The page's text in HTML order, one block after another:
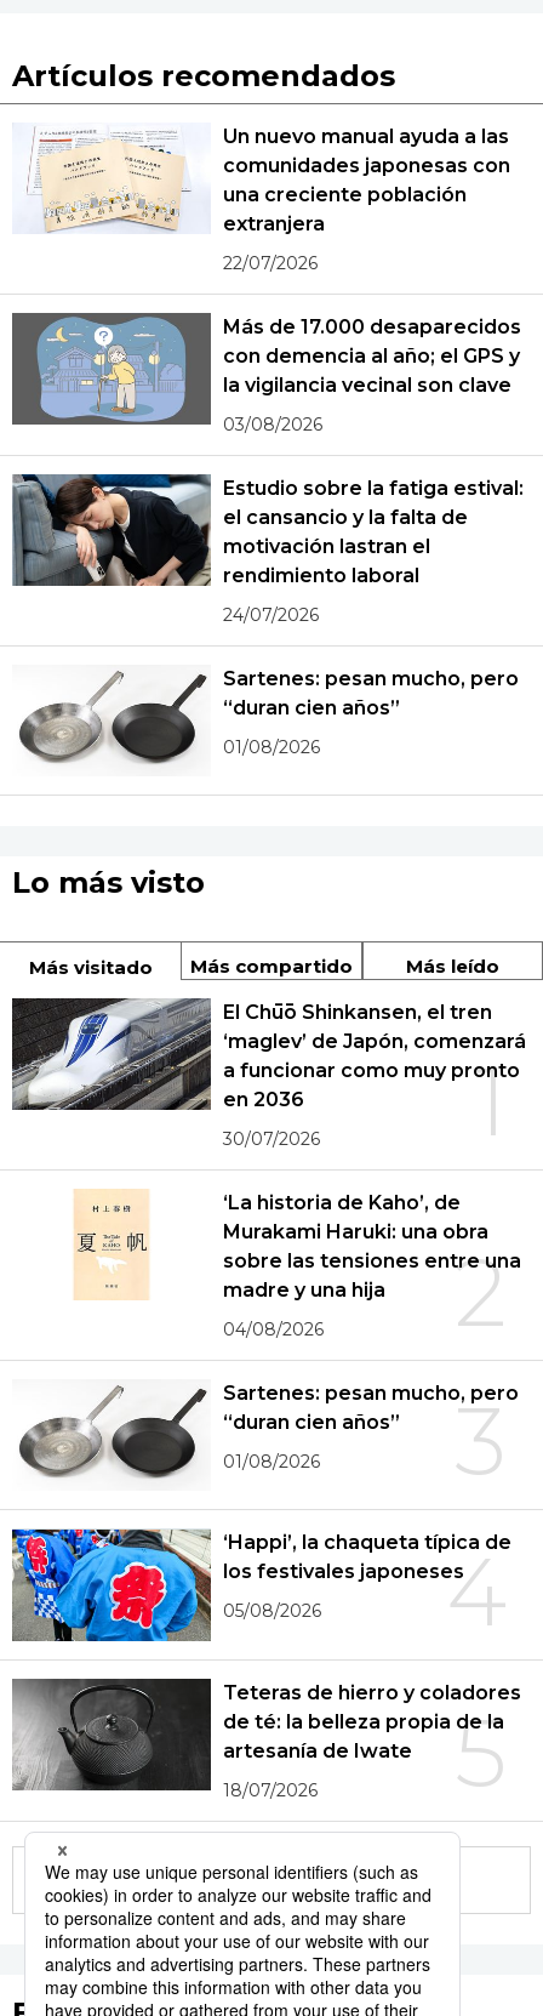
Artículos recomendados
Un nuevo manual ayuda a las
comunidades japonesas con
una creciente población
extranjera
22/07/2026
Más de 17.000 desaparecidos
con demencia al año; el GPS y
la vigilancia vecinal son clave
03/08/2026
Estudio sobre la fatiga estival:
el cansancio y la falta de
motivación lastran el
rendimiento laboral
24/07/2026
Sartenes: pesan mucho, pero
“duran cien años”
01/08/2026
Lo más visto
Más visitado Más compartido Más leído
1
El Chūō Shinkansen, el tren
‘maglev’ de Japón, comenzará
a funcionar como muy pronto
en 2036
30/07/2026
2
‘La historia de Kaho’, de
Murakami Haruki: una obra
sobre las tensiones entre una
madre y una hija
04/08/2026
3
Sartenes: pesan mucho, pero
“duran cien años”
01/08/2026
4
‘Happi’, la chaqueta típica de
los festivales japoneses
05/08/2026
5
Teteras de hierro y coladores
de té: la belleza propia de la
artesanía de Iwate
18/07/2026
More in this series